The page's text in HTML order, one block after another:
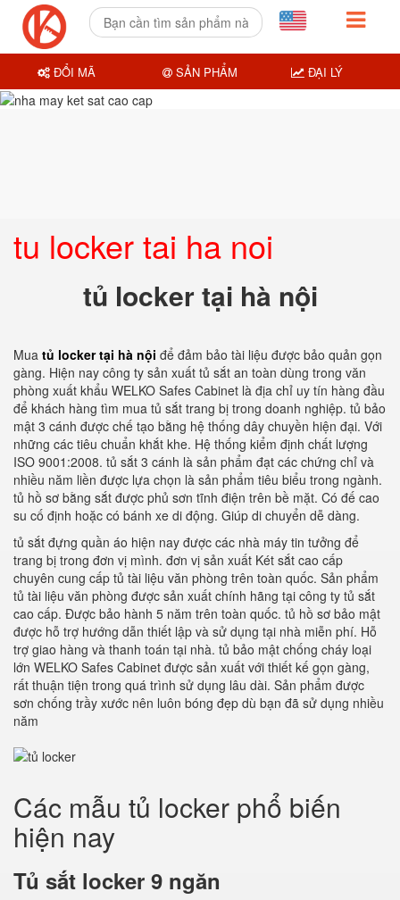
tu locker tai ha noi
tủ locker tại hà nội
Mua tủ locker tại hà nội để đảm bảo tài liệu được bảo quản gọn
gàng. Hiện nay công ty sản xuất tủ sắt an toàn dùng trong văn
phòng xuất khẩu WELKO Safes Cabinet là địa chỉ uy tín hàng đầu
để khách hàng tìm mua tủ sắt trang bị trong doanh nghiệp. tủ bảo
mật 3 cánh được chế tạo bằng hệ thống dây chuyền hiện đại. Với
những các tiêu chuẩn khắt khe. Hệ thống kiểm định chất lượng
ISO 9001:2008. tủ sắt 3 cánh là sản phẩm đạt các chứng chỉ và
nhiều năm liền được lựa chọn là sản phẩm tiêu biểu trong ngành.
tủ hồ sơ bằng sắt được phủ sơn tĩnh điện trên bề mặt. Có đế cao
su cố định hoặc có bánh xe di động. Giúp di chuyển dễ dàng.
tủ sắt đựng quần áo hiện nay được các nhà máy tin tưởng để
trang bị trong đơn vị mình. đơn vị sản xuất Két sắt cao cấp
chuyên cung cấp tủ tài liệu văn phòng trên toàn quốc. Sản phẩm
tủ tài liệu văn phòng được sản xuất chính hãng tại công ty tủ sắt
cao cấp. Được bảo hành 5 năm trên toàn quốc. tủ hồ sơ bảo mật
được hỗ trợ hướng dẫn thiết lập và sử dụng tại nhà miễn phí. Hỗ
trợ giao hàng và thanh toán tại nhà. tủ bảo mật chống cháy loại
lớn WELKO Safes Cabinet được sản xuất với thiết kế gọn gàng,
rất thuận tiện trong quá trình sử dụng lâu dài. Sản phẩm được
sơn chống trầy xước nên luôn bóng đẹp dù bạn đã sử dụng nhiều
năm
Các mẫu tủ locker phổ biến
hiện nay
Tủ sắt locker 9 ngăn
ĐỔI MÃ SẢN PHẨM ĐẠI LÝ